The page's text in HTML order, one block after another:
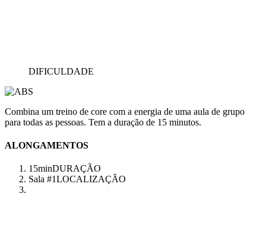
DIFICULDADE
Combina um treino de core com a energia de uma aula de grupo
para todas as pessoas. Tem a duração de 15 minutos.
ALONGAMENTOS
15minDURAÇÃO
Sala #1LOCALIZAÇÃO